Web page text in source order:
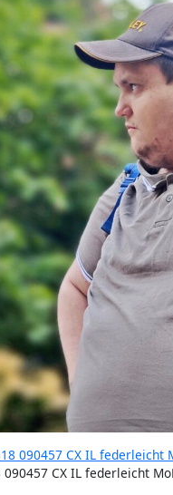
CX IL federleicht